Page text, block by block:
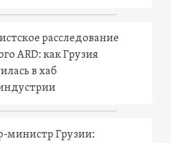
расследование
ARD: как Грузия
в хаб
министр Грузии: